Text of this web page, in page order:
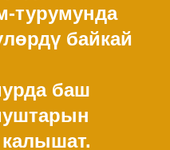
турумунда
байкай
баш